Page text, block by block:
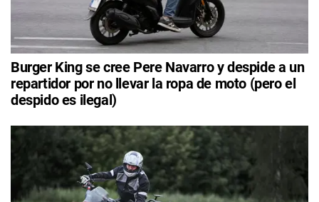
Burger King se cree Pere Navarro y despide a un
repartidor por no llevar la ropa de moto (pero el
despido es ilegal)